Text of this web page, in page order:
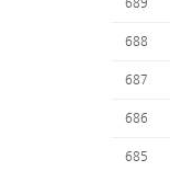
688
687
686
685